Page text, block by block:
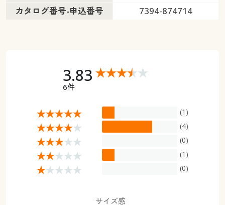
カタログ番号-申込番号
7394-874714
3.83
6件
(1)
(4)
(0)
(1)
(0)
サイズ感